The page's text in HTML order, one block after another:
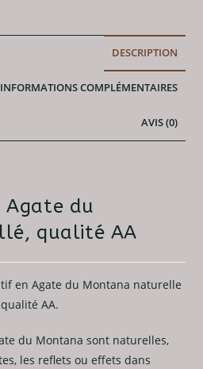
DESCRIPTION
INFORMATIONS COMPLÉMENTAIRES
AVIS (0)
Agate du
qualité AA
en Agate du Montana naturelle
AA.
du Montana sont naturelles,
les reflets ou effets dans